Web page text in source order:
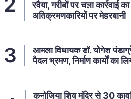
रवैया, गरीबों पर चला कार्रवाई
अतिक्रमणकारियों पर मेहरबानी
आमला विधायक डॉ. योगेश
पैदल भ्रमण, निर्माण कार्यों का
कनोजिया शिव मंदिर से 30